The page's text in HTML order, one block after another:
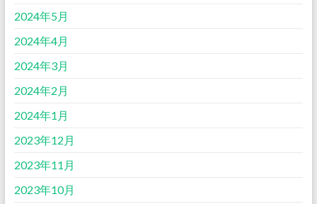
2024年5月
2024年4月
2024年3月
2024年2月
2024年1月
2023年12月
2023年11月
2023年10月